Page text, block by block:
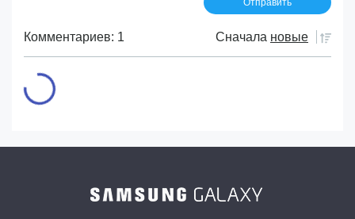
Комментариев: 1 Сначала новые